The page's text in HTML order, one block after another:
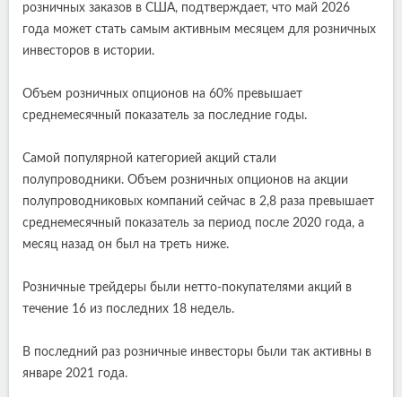
розничных заказов в США, подтверждает, что май 2026
года может стать самым активным месяцем для розничных
инвесторов в истории.
Объем розничных опционов на 60% превышает
среднемесячный показатель за последние годы.
Самой популярной категорией акций стали
полупроводники. Объем розничных опционов на акции
полупроводниковых компаний сейчас в 2,8 раза превышает
среднемесячный показатель за период после 2020 года, а
месяц назад он был на треть ниже.
Розничные трейдеры были нетто-покупателями акций в
течение 16 из последних 18 недель.
В последний раз розничные инвесторы были так активны в
январе 2021 года.